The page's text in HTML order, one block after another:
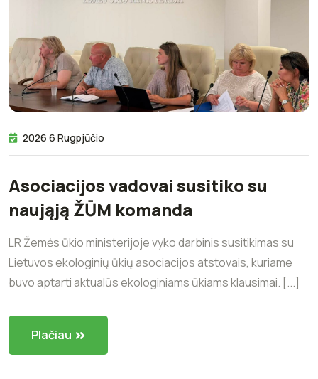
2026 6 Rugpjūčio
Asociacijos vadovai susitiko su
naująją ŽŪM komanda
LR Žemės ūkio ministerijoje vyko darbinis susitikimas su
Lietuvos ekologinių ūkių asociacijos atstovais, kuriame
buvo aptarti aktualūs ekologiniams ūkiams klausimai. [...]
Plačiau